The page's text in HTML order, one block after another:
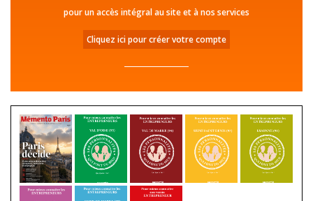
pour un accès intégral au site et à nos services
Cliquez ici pour créer votre compte